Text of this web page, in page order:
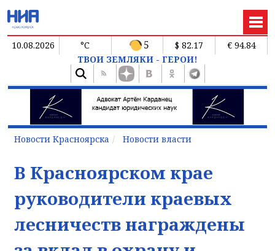
10.08.2026 °C 5 $ 82.17
€ 94.84
ТВОИ ЗЕМЛЯКИ - ГЕРОИ!
Новости Красноярска Новости власти
В Красноярском крае
руководители краевых
лесничеств награждены